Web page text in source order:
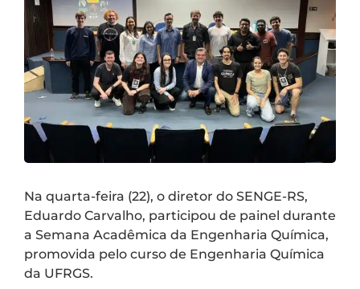
Na quarta-feira (22), o diretor do SENGE-RS,
Eduardo Carvalho, participou de painel durante
a Semana Acadêmica da Engenharia Química,
promovida pelo curso de Engenharia Química
da UFRGS.